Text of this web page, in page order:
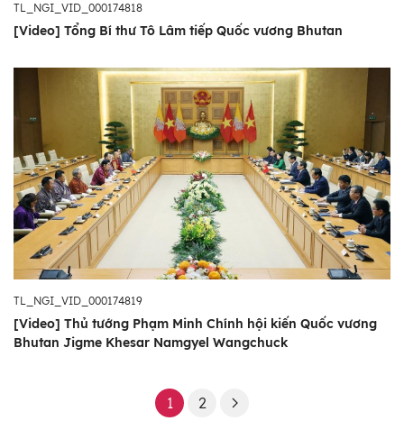
TL_NGI_VID_000174818
[Video] Tổng Bí thư Tô Lâm tiếp Quốc vương Bhutan
TL_NGI_VID_000174819
[Video] Thủ tướng Phạm Minh Chính hội kiến Quốc vương
Bhutan Jigme Khesar Namgyel Wangchuck
1 2